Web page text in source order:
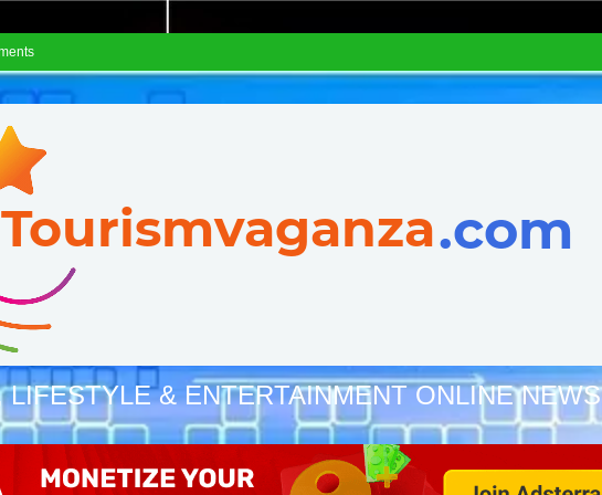
LIFESTYLE & ENTERTAINMENT ONLINE NEWS